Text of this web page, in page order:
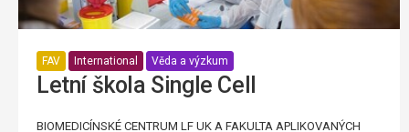
FAV International Věda a výzkum
Letní škola Single Cell
BIOMEDICÍNSKÉ CENTRUM LF UK A FAKULTA APLIKOVANÝCH